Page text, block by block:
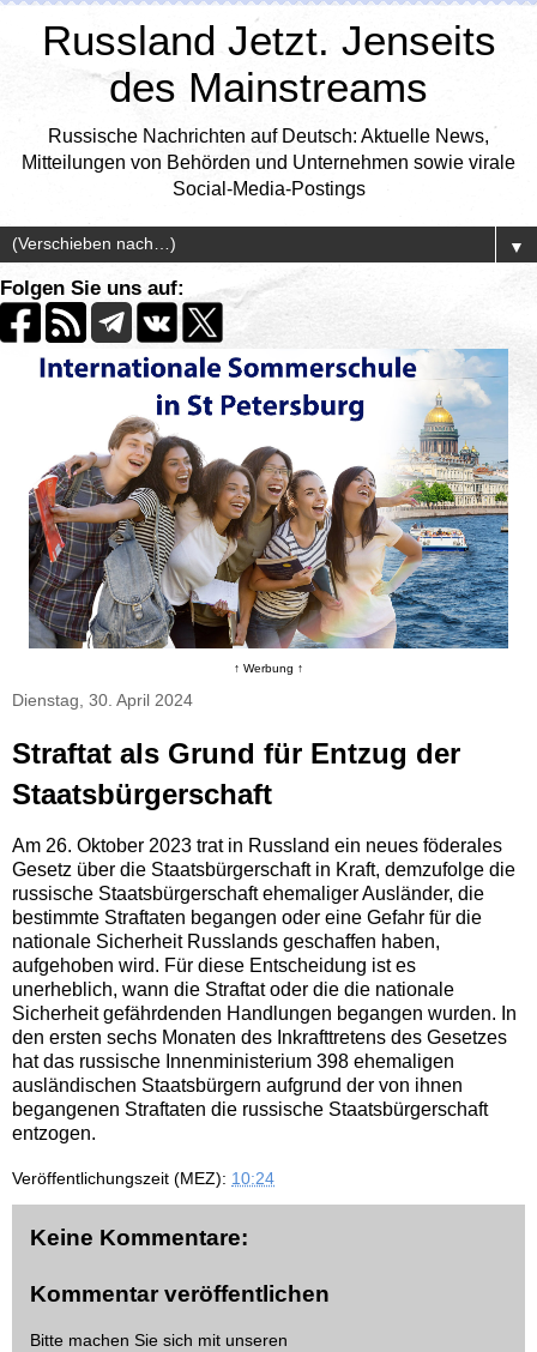
Russland Jetzt. Jenseits
des Mainstreams
Russische Nachrichten auf Deutsch: Aktuelle News,
Mitteilungen von Behörden und Unternehmen sowie virale
Social-Media-Postings
▼
Folgen Sie uns auf:
↑ Werbung ↑
Dienstag, 30. April 2024
Straftat als Grund für Entzug der
Staatsbürgerschaft
Am 26. Oktober 2023 trat in Russland ein neues föderales
Gesetz über die Staatsbürgerschaft in Kraft, demzufolge die
russische Staatsbürgerschaft ehemaliger Ausländer, die
bestimmte Straftaten begangen oder eine Gefahr für die
nationale Sicherheit Russlands geschaffen haben,
aufgehoben wird. Für diese Entscheidung ist es
unerheblich, wann die Straftat oder die die nationale
Sicherheit gefährdenden Handlungen begangen wurden. In
den ersten sechs Monaten des Inkrafttretens des Gesetzes
hat das russische Innenministerium 398 ehemaligen
ausländischen Staatsbürgern aufgrund der von ihnen
begangenen Straftaten die russische Staatsbürgerschaft
entzogen.
Veröffentlichungszeit (MEZ): 10:24
Keine Kommentare:
Kommentar veröffentlichen
Bitte machen Sie sich mit unseren